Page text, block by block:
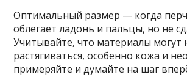
Оптимальный размер — когда
облегает ладонь и пальцы, но не
Учитывайте, что материалы могут
растягиваться, особенно кожа и
примеряйте и думайте на шаг